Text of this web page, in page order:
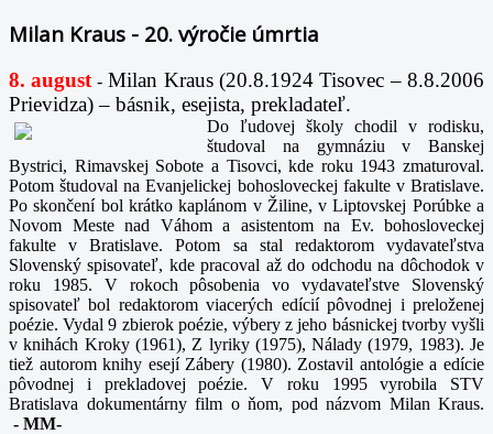
Milan Kraus - 20. výročie úmrtia
8. august -Milan Kraus (20.8.1924 Tisovec – 8.8.2006
Prievidza) – básnik, esejista, prekladateľ.
Do ľudovej školy chodil v rodisku,
študoval na gymnáziu v Banskej
Bystrici, Rimavskej Sobote a Tisovci, kde roku 1943 zmaturoval.
Potom študoval na Evanjelickej bohosloveckej fakulte v Bratislave.
Po skončení bol krátko kaplánom v Žiline, v Liptovskej Porúbke a
Novom Meste nad Váhom a asistentom na Ev. bohosloveckej
fakulte v Bratislave. Potom sa stal redaktorom vydavateľstva
Slovenský spisovateľ, kde pracoval až do odchodu na dôchodok v
roku 1985. V rokoch pôsobenia vo vydavateľstve Slovenský
spisovateľ bol redaktorom viacerých edícií pôvodnej i preloženej
poézie. Vydal 9 zbierok poézie, výbery z jeho básnickej tvorby vyšli
v knihách Kroky (1961), Z lyriky (1975), Nálady (1979, 1983). Je
tiež autorom knihy esejí Zábery (1980). Zostavil antológie a edície
pôvodnej i prekladovej poézie. V roku 1995 vyrobila STV
Bratislava dokumentárny film o ňom, pod názvom Milan Kraus.
- MM-